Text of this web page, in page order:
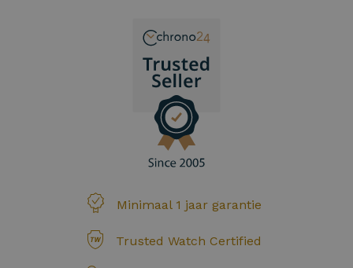
Minimaal 1 jaar garantie
Trusted Watch Certified